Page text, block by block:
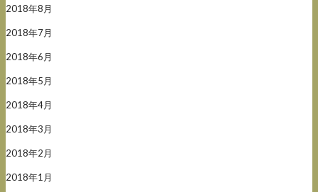
2018年8月
2018年7月
2018年6月
2018年5月
2018年4月
2018年3月
2018年2月
2018年1月